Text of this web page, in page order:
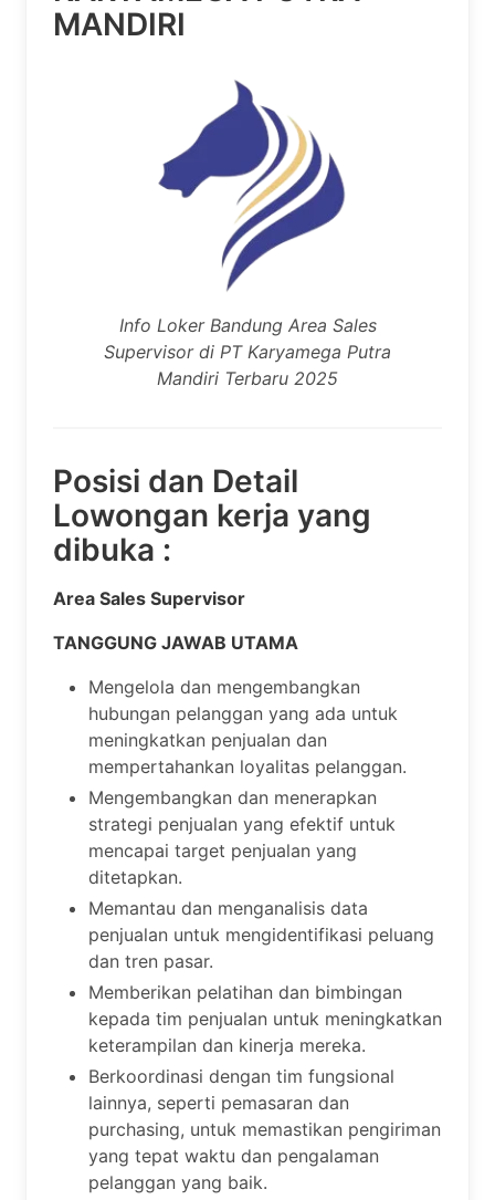
MANDIRI
Info Loker Bandung Area Sales
Supervisor di PT Karyamega Putra
Mandiri Terbaru 2025
Posisi dan Detail
Lowongan kerja yang
dibuka :
Area Sales Supervisor
TANGGUNG JAWAB UTAMA
Mengelola dan mengembangkan
hubungan pelanggan yang ada untuk
meningkatkan penjualan dan
mempertahankan loyalitas pelanggan.
Mengembangkan dan menerapkan
strategi penjualan yang efektif untuk
mencapai target penjualan yang
ditetapkan.
Memantau dan menganalisis data
penjualan untuk mengidentifikasi peluang
dan tren pasar.
Memberikan pelatihan dan bimbingan
kepada tim penjualan untuk meningkatkan
keterampilan dan kinerja mereka.
Berkoordinasi dengan tim fungsional
lainnya, seperti pemasaran dan
purchasing, untuk memastikan pengiriman
yang tepat waktu dan pengalaman
pelanggan yang baik.